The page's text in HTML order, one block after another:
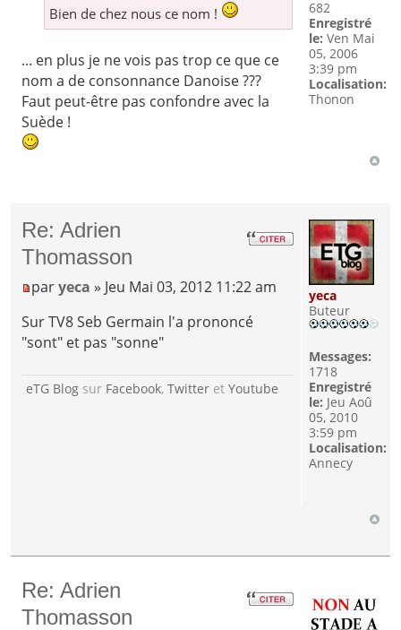
Bien de chez nous ce nom !
... en plus je ne vois pas trop ce que ce
nom a de consonnance Danoise ???
Faut peut-être pas confondre avec la
Suède !
682
Enregistré
le: Ven Mai
05, 2006
3:39 pm
Localisation:
Thonon
Re: Adrien
Thomasson
paryeca » Jeu Mai 03, 2012 11:22 am
Sur TV8 Seb Germain l'a prononcé
"sont" et pas "sonne"
eTG Blog sur Facebook,Twitter etYoutube
yeca
Buteur
Messages:
1718
Enregistré
le: Jeu Aoû
05, 2010
3:59 pm
Localisation:
Annecy
Re: Adrien
Thomasson